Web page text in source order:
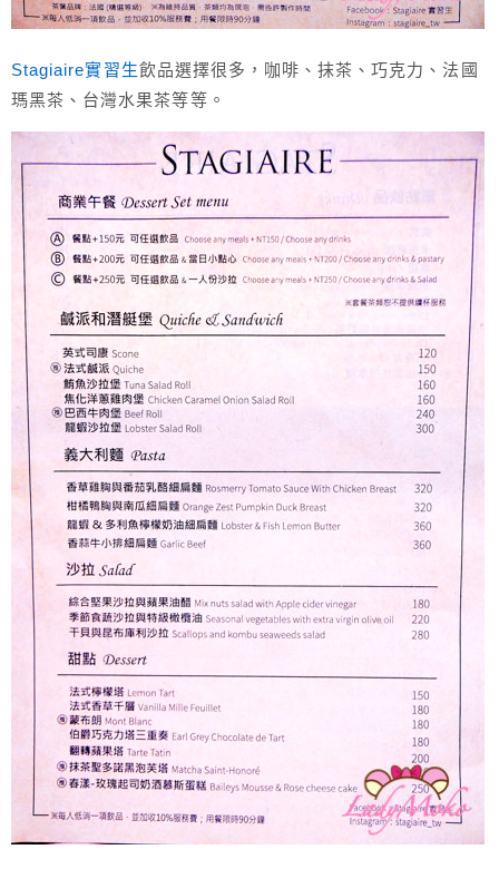
Stagiaire實習生飲品選擇很多，咖啡、抹茶、巧克力、法國
瑪黑茶、台灣水果茶等等。